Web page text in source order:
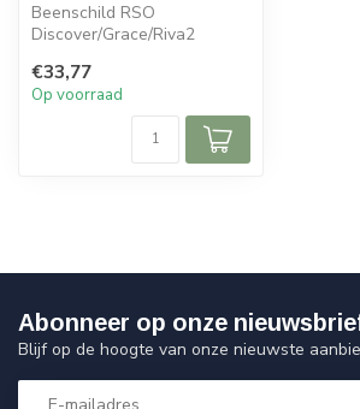
Beenschild RSO
Discover/Grace/Riva2
€33,77
Op voorraad
Abonneer op onze
Blijf op de hoogte van onze nieuwste